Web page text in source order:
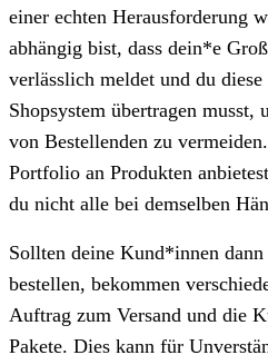
einer echten Herausforderung
abhängig bist, dass dein*e
verlässlich meldet und du
Shopsystem übertragen musst,
von Bestellenden zu
Portfolio an Produkten
du nicht alle bei demselben
Sollten deine Kund*innen
bestellen, bekommen
Auftrag zum Versand und die
Pakete. Dies kann für